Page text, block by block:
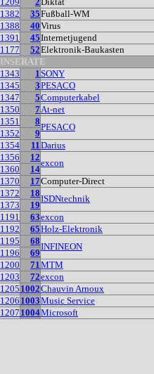
1382
35Fußball-WM
1388
40Virus
1391
45Internetjugend
1177
52Elektronik-Baukasten
INSERATE
1343
1SONY
1345
3PESACO
1347
5Computerkabel
1350
7At-net
1351
8
PESACO
1352
9
1354
11Darius
1356
12
excon
1360
14
1370
17Computer-Direct
1372
18
ISDNtechnik
1373
19
1191
63excon
1192
65Holz-Elektronik
1195
68
INFINEON
1196
69
1200
71MTM
1203
72excon
1205 1002Chauvin Arnoux
1206 1003Music Service
1207 1004Microsoft